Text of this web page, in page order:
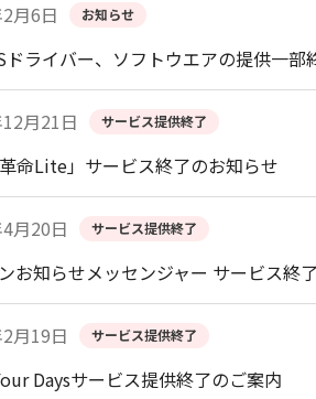
月6日 お知らせ
ドライバー、ソフトウエアの提供一部
月21日 サービス提供終了
革命Lite」サービス終了のお知らせ
月20日 サービス提供終了
お知らせメッセンジャー サービス終
月19日 サービス提供終了
Daysサービス提供終了のご案内